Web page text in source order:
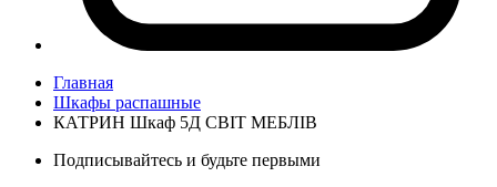
Главная
Шкафы распашные
КАТРИН Шкаф 5Д СВІТ МЕБЛІВ
Подписывайтесь и будьте первыми